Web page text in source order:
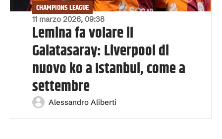
11 marzo 2026, 09:38
CHAMPIONS LEAGUE
Lemina fa volare il
Galatasaray: Liverpool di
nuovo ko a Istanbul, come a
settembre
Alessandro Aliberti